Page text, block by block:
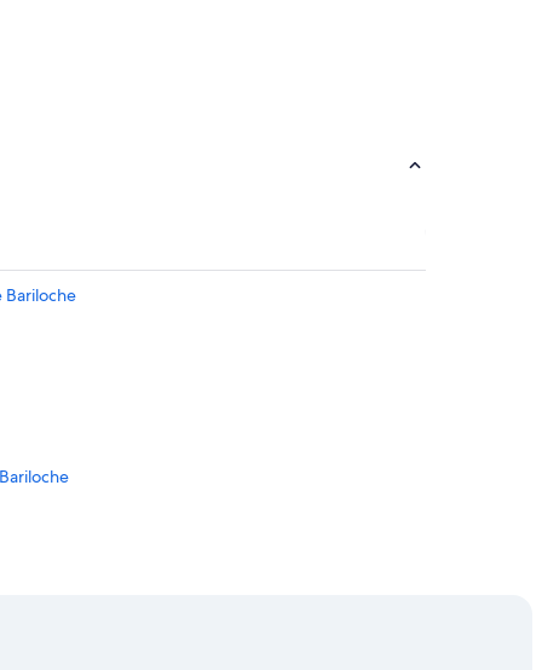
Bariloche, con regreso el jue, 15 oct., con precio de $898.
Bariloche